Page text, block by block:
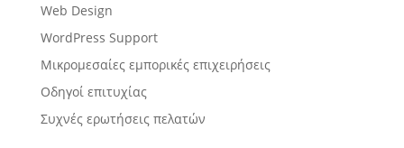
Web Design
WordPress Support
Μικρομεσαίες εμπορικές επιχειρήσεις
Οδηγοί επιτυχίας
Συχνές ερωτήσεις πελατών